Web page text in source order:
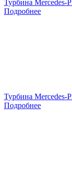
Турбина Mercedes-
Подробнее
Турбина Mercedes-
Подробнее